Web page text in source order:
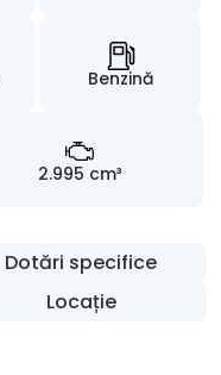
Benzină
2.995 cm³
Dotări specifice
Locație